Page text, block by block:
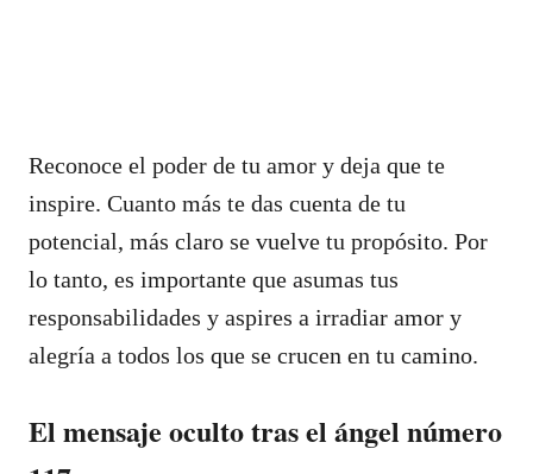
Reconoce el poder de tu amor y deja que te
inspire. Cuanto más te das cuenta de tu
potencial, más claro se vuelve tu propósito. Por
lo tanto, es importante que asumas tus
responsabilidades y aspires a irradiar amor y
alegría a todos los que se crucen en tu camino.
El mensaje oculto tras el ángel número